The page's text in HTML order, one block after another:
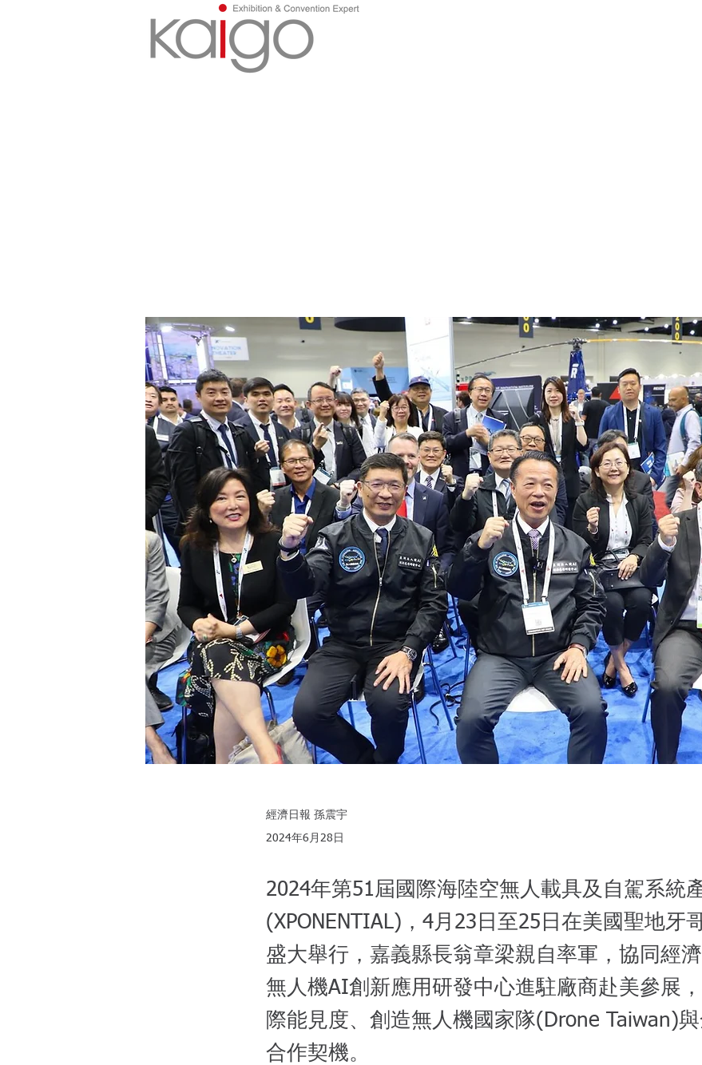
經濟日報 孫震宇
2024年6月28日
2024年第51屆國際海陸空無人載具及自駕系統
(XPONENTIAL)，4月23日至25日在美國聖地牙
盛大舉行，嘉義縣長翁章梁親自率軍，協同經
無人機AI創新應用研發中心進駐廠商赴美參展
際能見度、創造無人機國家隊(Drone Taiwan)
合作契機。